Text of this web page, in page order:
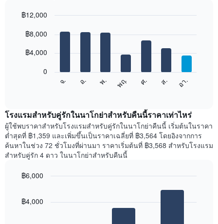
chart
bars.
แสดง
ราคา
เฉลี่ย
ของ
ห้อง
พัก
แต่ละ
ของ
สัปดาห์
graphic.
จ. อ. พ. พฤ. ศ. ส. อา.
0
฿4,000
฿8,000
฿12,000
โรงแรมสำหรับคู่รักในนาโกย่าสำหรับคืนนี้ราคาเท่าไหร่
ผู้ใช้พบราคาสำหรับโรงแรมสำหรับคู่รักในนาโกย่าคืนนี้ เริ่มต้นในราคา
ต่ำสุดที่ ฿1,359 และเพิ่มขึ้นเป็นราคาเฉลี่ยที่ ฿3,564 โดยอิงจากการ
ค้นหาในช่วง 72 ชั่วโมงที่ผ่านมา ราคาเริ่มต้นที่ ฿3,568 สำหรับโรงแรม
สำหรับคู่รัก 4 ดาว ในนาโกย่าสำหรับคืนนี้
with
฿4,000
฿6,000